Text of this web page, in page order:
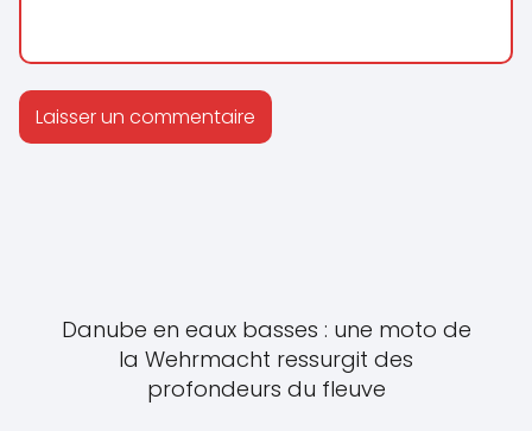
Danube en eaux basses : une moto de
la Wehrmacht ressurgit des
profondeurs du fleuve